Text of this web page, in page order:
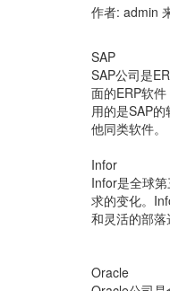
作者: admin
SAP
SAP公司是
面的ERP软
用的是SAP
他同类软件。
Infor
Infor是全球
求的变化。
和灵活的部落
Oracle